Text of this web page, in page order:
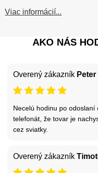
Viac informácií...
AKO NÁS
Overený zákazník Peter
Necelú hodinu po
telefonát, že tovar je
cez sviatky.
Overený zákazník